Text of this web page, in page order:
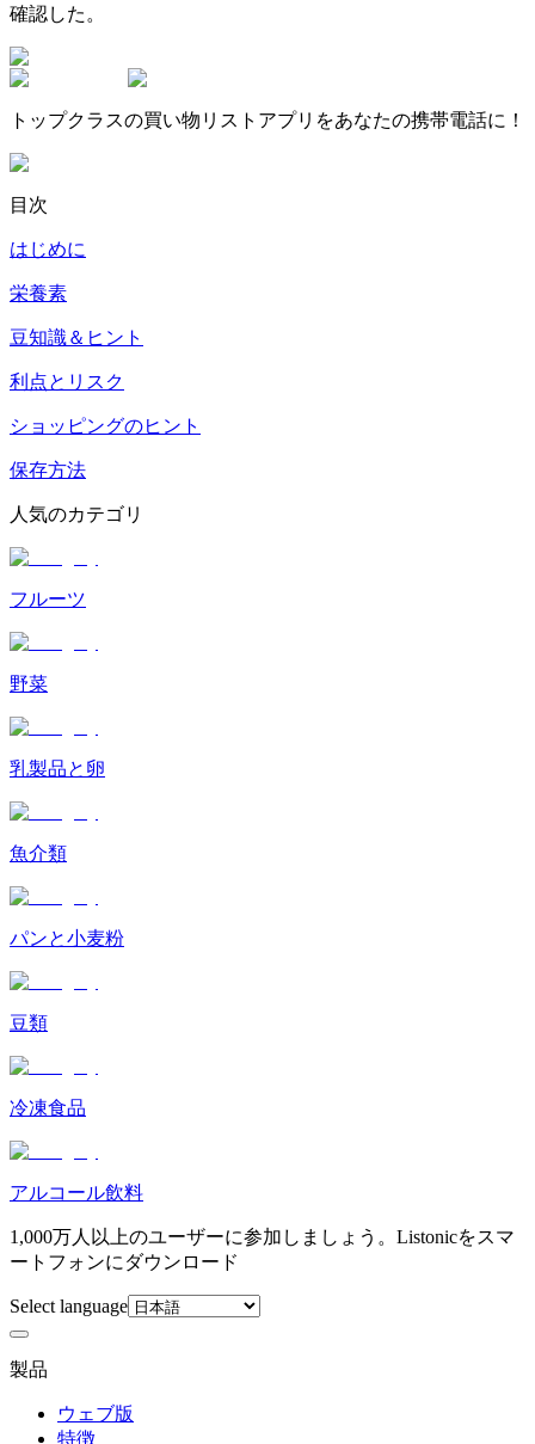
確認した。
トップクラスの買い物リストアプリをあなたの携帯電話に！
目次
はじめに
栄養素
豆知識＆ヒント
利点とリスク
ショッピングのヒント
保存方法
人気のカテゴリ
フルーツ
野菜
乳製品と卵
魚介類
パンと小麦粉
豆類
冷凍食品
アルコール飲料
1,000万人以上のユーザーに参加しましょう。Listonicをスマ
ートフォンにダウンロード
Select language
製品
ウェブ版
特徴